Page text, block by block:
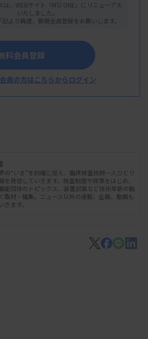
での「月平均出荷数」を上限と
けていた。
に戻ることを受け、厚生労働省を
微生物学会、日本感染症学会、日
、日本環境感染学会など関連学会
は、WEBサイト「MTJ ONE」にリニューアル
いたしました。
より再度、新規会員登録をお願いします。
料会員登録
員の方はこちらからログイン
の“いま”を的確に捉え、臨床検査技師一人ひとり
を発信していきます。検査制度や政策をはじめ、
能団体のトピックス、装置試薬など技術革新の動
取材・編集。ニュース以外の連載、企画、動画も
きます。